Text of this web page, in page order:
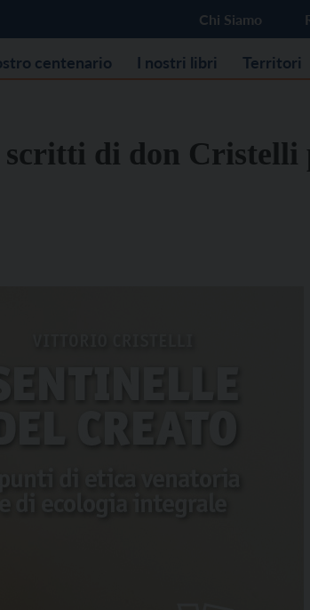
Chi Siamo
centenario I nostri libri Territori
scritti di don Cristelli